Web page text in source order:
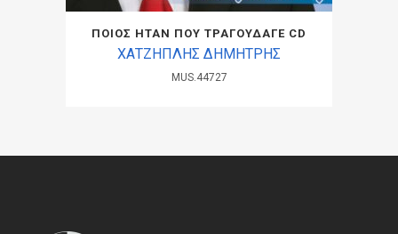
ΠΟΙΟΣ ΗΤΑΝ ΠΟΥ ΤΡΑΓΟΥΔΑΓΕ CD
ΧΑΤΖΗΠΛΗΣ ΔΗΜΗΤΡΗΣ
MUS.44727